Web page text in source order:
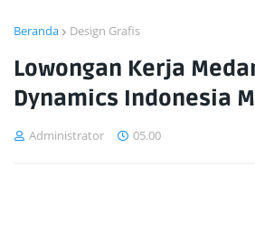
Beranda Design Grafis
Lowongan Kerja
Dynamics Indonesia
Administrator 05.00